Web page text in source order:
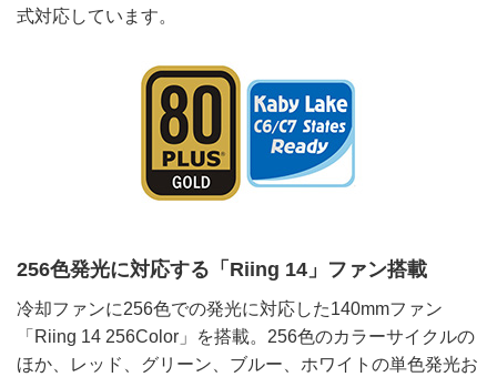
式対応しています。
256色発光に対応する「Riing 14」ファン搭載
冷却ファンに256色での発光に対応した140mmファン
「Riing 14 256Color」を搭載。256色のカラーサイクルの
ほか、レッド、グリーン、ブルー、ホワイトの単色発光お